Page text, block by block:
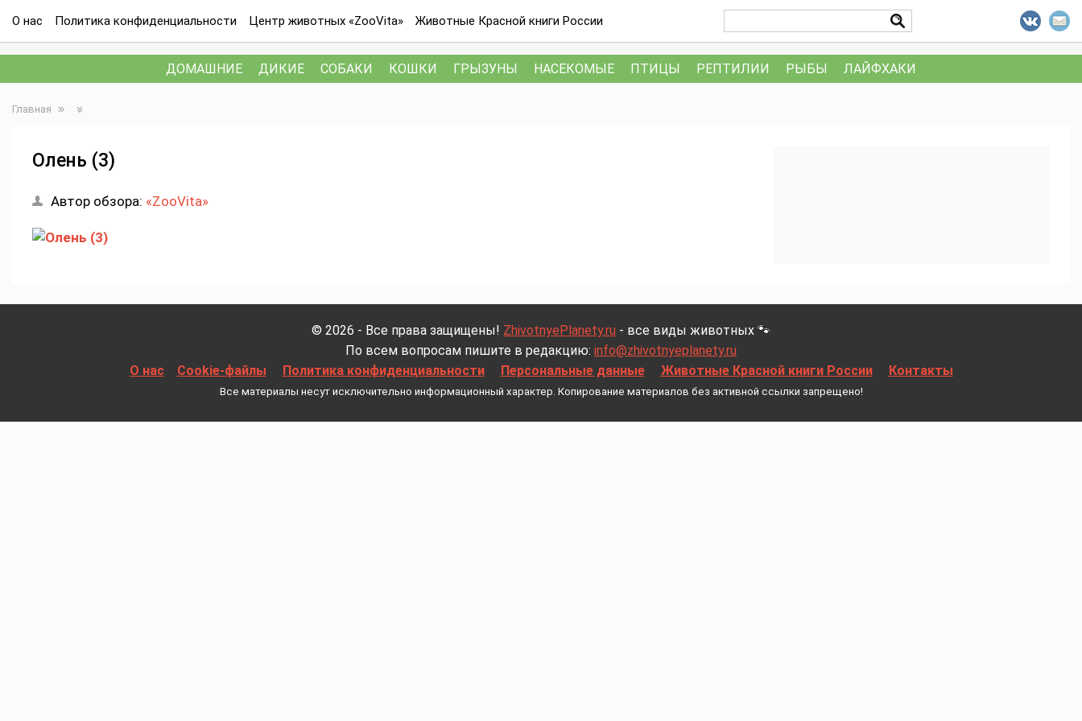
О нас Политика конфиденциальности Центр животных «ZooVita» Животные Красной книги России
ДОМАШНИЕ ДИКИЕ СОБАКИ КОШКИ ГРЫЗУНЫ НАСЕКОМЫЕ ПТИЦЫ РЕПТИЛИИ РЫБЫ ЛАЙФХАКИ
Главная
Олень (3)
Автор обзора: «ZooVita»
© 2026 - Все права защищены! ZhivotnyePlanety.ru - все виды животных 🐾
По всем вопросам пишите в редакцию: info@zhivotnyeplanety.ru
О нас
Cookie-файлы Политика конфиденциальности Персональные данные Животные Красной книги России Контакты
Все материалы несут исключительно информационный характер. Копирование материалов без активной ссылки запрещено!